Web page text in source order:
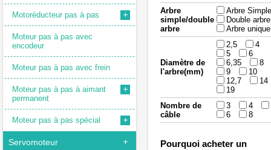
Motoréducteur pas à pas
Moteur pas à pas avec
encodeur
Moteur pas à pas avec frein
Moteur pas à pas à aimant
permanent
Moteur pas à pas spécial
Servomoteur
Arbre
simple/double
arbre
Arbre Simple
Double arbre
Arbre unique
Diamètre de
l'arbre(mm)
2,5
4
5
6
6,35
8
9
10
12,7
14
19
Nombre de
câble
3
4
6
8
Pourquoi acheter un